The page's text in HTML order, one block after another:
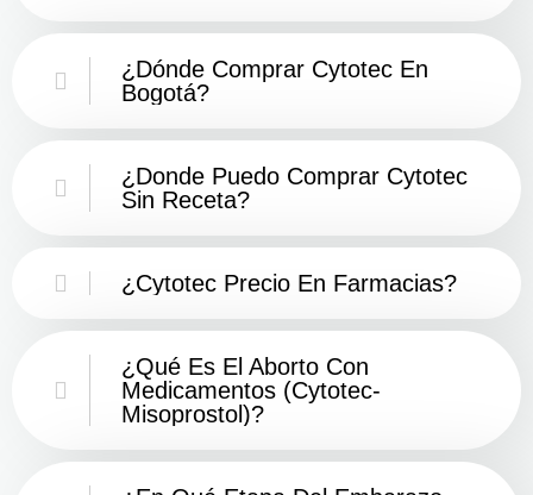
¿Dónde Comprar Cytotec En
Bogotá?
¿Donde Puedo Comprar Cytotec
Sin Receta?
¿Cytotec Precio En Farmacias?
¿Qué Es El Aborto Con
Medicamentos (cytotec-
Misoprostol)?